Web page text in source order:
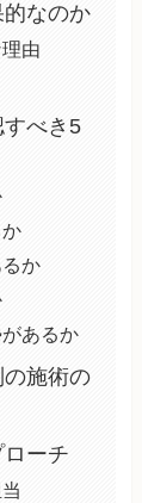
なのか
由
べき5
か
あるか
施術の
ーチ